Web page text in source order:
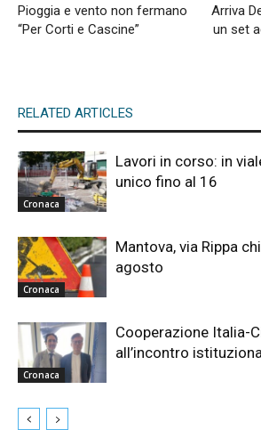
Pioggia e vento non fermano
“Per Corti e Cascine”
Arriva
un set
RELATED ARTICLES
Cronaca
Lavori in corso: in
unico fino al 16
Cronaca
Mantova, via Rippa
agosto
Cronaca
Cooperazione Italia-
all’incontro